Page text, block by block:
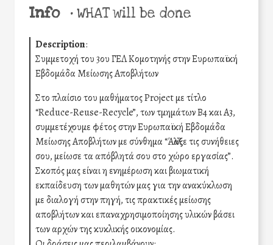
Info •WHAT will be done
Description:
Συμμετοχή του 3ου ΓΕΛ Κομοτηνής στην Ευρωπαϊκή
Εβδομάδα Μείωσης Αποβλήτων
Στο πλαίσιο του μαθήματος Project με τίτλο
“Reduce-Reuse-Recycle”, των τμημάτων Β4 και Α3,
συμμετέχουμε φέτος στην Ευρωπαϊκή Εβδομάδα
Μείωσης Αποβλήτων με σύνθημα “Άλλαξε τις συνήθειες
σου, μείωσε τα απόβλητά σου στο χώρο εργασίας”.
Σκοπός μας είναι η ενημέρωση και βιωματική
εκπαίδευση των μαθητών μας για την ανακύκλωση
με διαλογή στην πηγή, τις πρακτικές μείωσης
αποβλήτων και επαναχρησιμοποίησης υλικών βάσει
των αρχών της κυκλικής οικονομίας.